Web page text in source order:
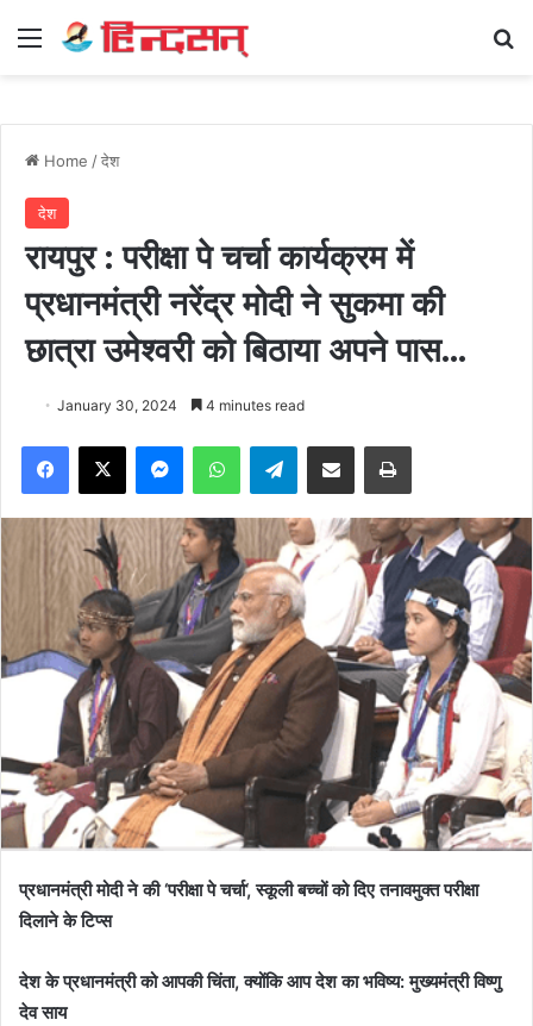
Menu
Home /देश
देश
रायपुर : परीक्षा पे चर्चा कार्यक्रम में
प्रधानमंत्री नरेंद्र मोदी ने सुकमा की
छात्रा उमेश्वरी को बिठाया अपने पास…
January 30, 2024 4 minutes read
Facebook
X MessengerWhatsAppTelegramShare via Email Print
प्रधानमंत्री मोदी ने की ‘परीक्षा पे चर्चा‘, स्कूली बच्चों को दिए तनावमुक्त परीक्षा
दिलाने के टिप्स
देश के प्रधानमंत्री को आपकी चिंता, क्योंकि आप देश का भविष्य: मुख्यमंत्री विष्णु
देव साय